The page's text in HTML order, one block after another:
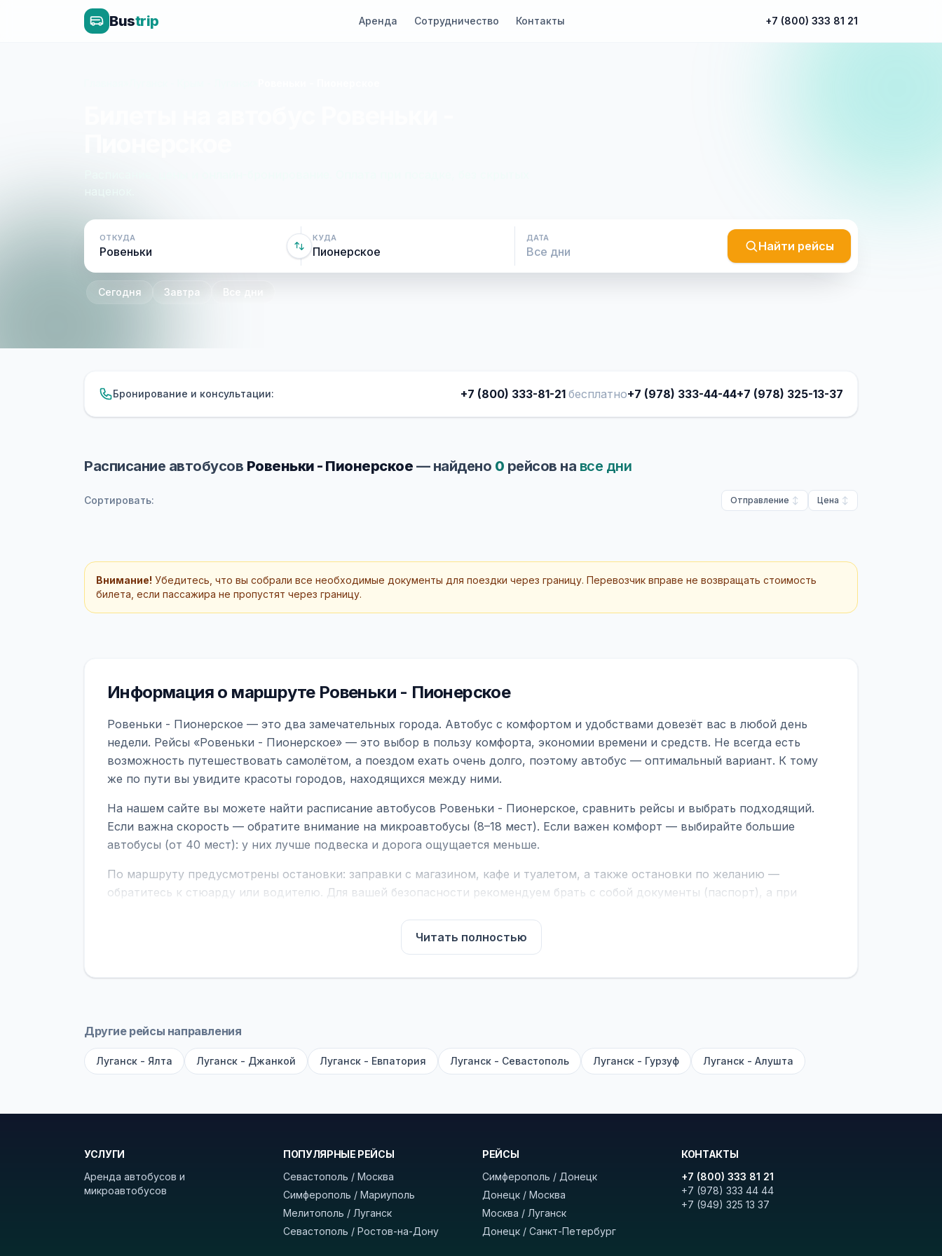
Bustrip Аренда Сотрудничество Контакты +7 (800) 333 81 21
ОТКУДА КУДА ДАТА
Найти рейсы
Сегодня Завтра Все дни
Бронирование и консультации: +7 (800) 333-81-21 бесплатно+7 (978) 333-44-44+7 (978) 325-13-37
Расписание автобусов Ровеньки - Пионерское — найдено 0 рейсов на все дни
Сортировать: Отправление Цена
Внимание! Убедитесь, что вы собрали все необходимые документы для поездки через границу. Перевозчик вправе не возвращать стоимость
билета, если пассажира не пропустят через границу.
Информация о маршруте Ровеньки - Пионерское
Ровеньки - Пионерское — это два замечательных города. Автобус с комфортом и удобствами довезёт вас в любой день
недели. Рейсы «Ровеньки - Пионерское» — это выбор в пользу комфорта, экономии времени и средств. Не всегда есть
возможность путешествовать самолётом, а поездом ехать очень долго, поэтому автобус — оптимальный вариант. К тому
же по пути вы увидите красоты городов, находящихся между ними.
На нашем сайте вы можете найти расписание автобусов Ровеньки - Пионерское, сравнить рейсы и выбрать подходящий.
Если важна скорость — обратите внимание на микроавтобусы (8–18 мест). Если важен комфорт — выбирайте большие
автобусы (от 40 мест): у них лучше подвеска и дорога ощущается меньше.
По маршруту предусмотрены остановки: заправки с магазином, кафе и туалетом, а также остановки по желанию —
обратитесь к стюарду или водителю. Для вашей безопасности рекомендуем брать с собой документы (паспорт), а при
В автобусах есть всё необходимое для комфортной поездки: регулировка сидений, кондиционер, отопление, зарядка
устройств, вода, пледы. На больших автобусах работают стюарды. У нас
оплата производится только при посадке, печатать билет заранее не нужно.
рейсов вы увидите время выезда, место посадки, время и место прибытия, время в пути и цену. Кнопка «Детали рейса»
Удачных поездок! С уважением, командаBUSTRIP.PRO
Читать полностью
Другие рейсы направления
Луганск - Ялта Луганск - Джанкой Луганск - Евпатория Луганск - Севастополь Луганск - Гурзуф Луганск - Алушта
УСЛУГИ
Аренда автобусов и
микроавтобусов
ПОПУЛЯРНЫЕ РЕЙСЫ
Севастополь / Москва
Симферополь / Мариуполь
Мелитополь / Луганск
Севастополь / Ростов-на-Дону
РЕЙСЫ
Симферополь / Донецк
Донецк / Москва
Москва / Луганск
Донецк / Санкт-Петербург
КОНТАКТЫ
+7 (800) 333 81 21
+7 (978) 333 44 44
+7 (949) 325 13 37